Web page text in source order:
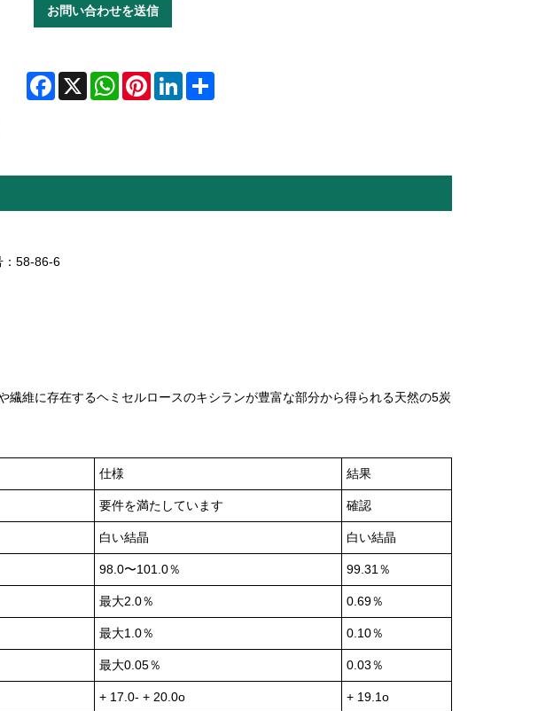
お問い合わせを送信
Facebook
X WhatsAppPinterestLinkedInShare
：58-86-6
維に存在するヘミセルロースのキシランが豊富な部分から得られる天然の5炭
仕様 結果
要件を満たしています 確認
白い結晶 白い結晶
98.0〜101.0％ 99.31％
最大2.0％ 0.69％
最大1.0％ 0.10％
最大0.05％ 0.03％
+ 17.0- + 20.0o + 19.1o